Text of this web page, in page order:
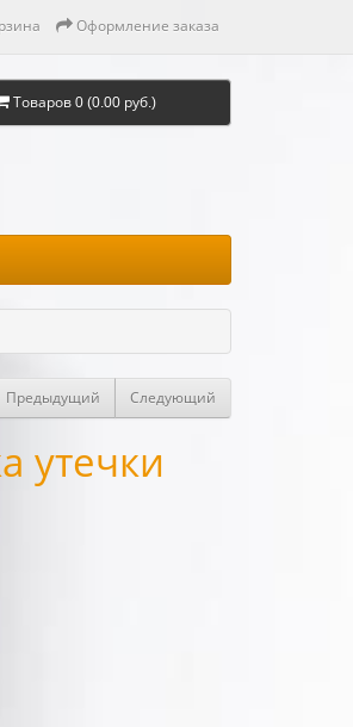
Оформление заказа
Товаров 0 (0.00 руб.)
Предыдущий Следующий
утечки